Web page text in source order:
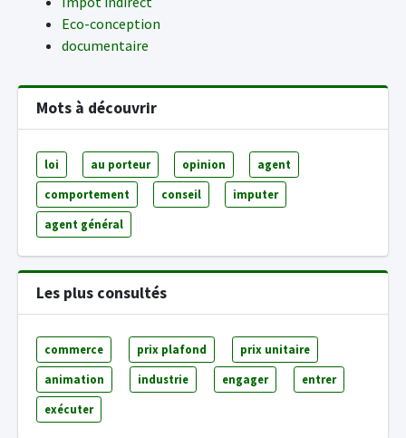
Eco-conception
documentaire
Mots à découvrir
loi au porteur opinion agent
comportement conseil imputer
agent général
Les plus consultés
commerce prix plafond prix unitaire
animation industrie engager entrer
exécuter